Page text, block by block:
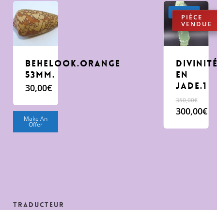
Behelook.Orange
53mm.
30,00€
Make An
Offer
Promo !
en
jade.1
350,00€
Le
initial
300,00€
prix
Traducteur